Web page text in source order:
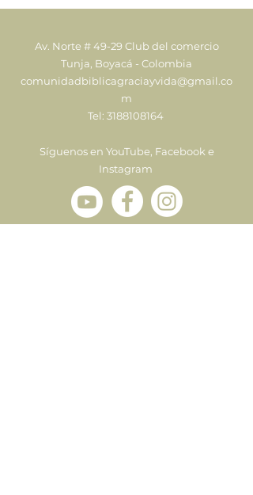
Av. Norte # 49-29 Club del comercio
Tunja, Boyacá - Colombia
comunidadbiblicagraciayvida@gmail.co
m
Tel: 3188108164
Síguenos en YouTube, Facebook e
Instagram